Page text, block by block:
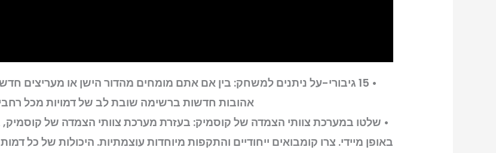
• 15 גיבורי-על ניתנים למשחק: בין אם אתם מומחים מהדור הישן או מעריצים
אהובות חדשות ברשימה שובת לב של דמויות מכל רחבי
• שלטו במערכת צוותי הצמדה של קוסמיק: בעזרת מערכת צוותי הצמדה של קוסמיק,
באופן מיידי. צרו קומבואים ייחודיים והתקפות מיוחדות עוצמתיות. היכולות של כל